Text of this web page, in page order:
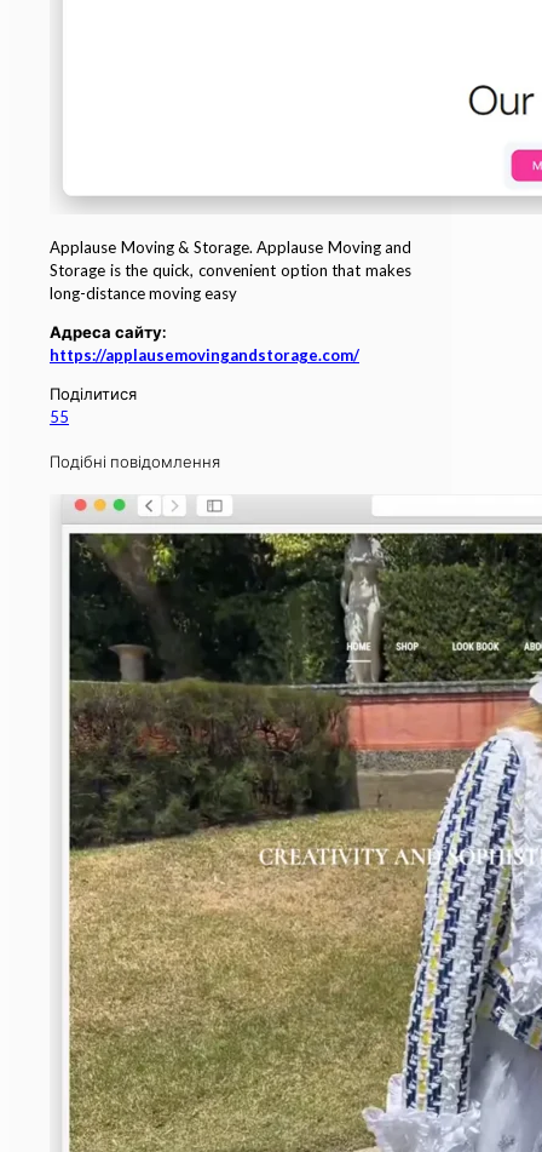
Applause Moving & Storage. Applause Moving and
Storage is the quick, convenient option that makes
long-distance moving easy
Адреса сайту:
https://applausemovingandstorage.com/
Поділитися
55
Подібні повідомлення